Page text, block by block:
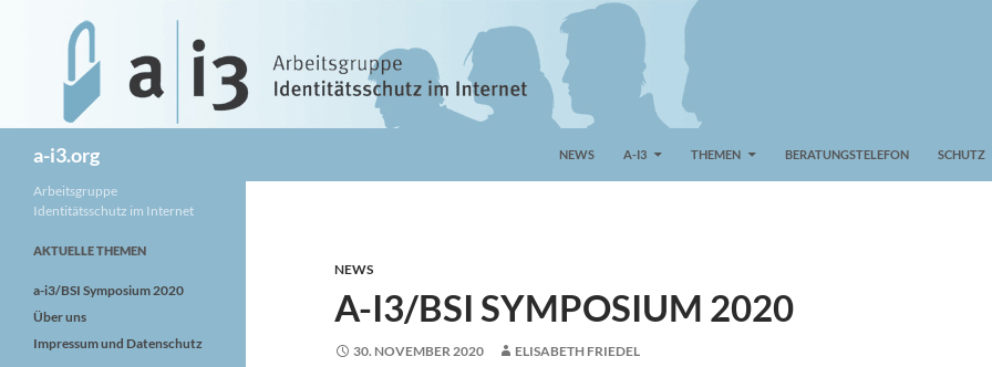
a-i3.org NEWS A-I3 THEMEN BERATUNGSTELEFON SCHUTZ
NEWS
A-I3/BSI SYMPOSIUM 2020
30. NOVEMBER 2020 ELISABETH FRIEDEL
Arbeitsgruppe
Identitätsschutz im Internet
AKTUELLE THEMEN
a-i3/BSI Symposium 2020
Über uns
Impressum und Datenschutz